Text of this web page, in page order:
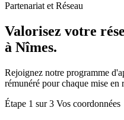
Partenariat et Réseau
Valorisez votre
à Nîmes.
Rejoignez notre programme
rémunéré pour chaque mise en
Étape 1 sur 3 Vos coordonnées